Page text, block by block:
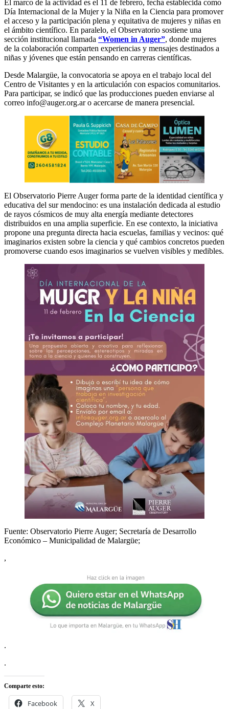
El marco de la actividad es el 11 de febrero, fecha establecida como
Día Internacional de la Mujer y la Niña en la Ciencia para promover
el acceso y la participación plena y equitativa de mujeres y niñas en
el ámbito científico. En paralelo, el Observatorio sostiene una
sección institucional llamada “Women in Auger”, donde mujeres
de la colaboración comparten experiencias y mensajes destinados a
niñas y jóvenes que están pensando en carreras científicas.
Desde Malargüe, la convocatoria se apoya en el trabajo local del
Centro de Visitantes y en la articulación con espacios comunitarios.
Para participar, se indicó que las producciones pueden enviarse al
correo info@auger.org.aro acercarse de manera presencial.
El Observatorio Pierre Auger forma parte de la identidad científica y
educativa del sur mendocino: es una instalación dedicada al estudio
de rayos cósmicos de muy alta energía mediante detectores
distribuidos en una amplia superficie. En ese contexto, la iniciativa
propone una pregunta directa hacia escuelas, familias y vecinos: qué
imaginarios existen sobre la ciencia y qué cambios concretos pueden
promoverse cuando esos imaginarios se vuelven visibles y medibles.
Fuente: Observatorio Pierre Auger; Secretaría de Desarrollo
Económico – Municipalidad de Malargüe;
,
.
.
Comparte esto:
Facebook X